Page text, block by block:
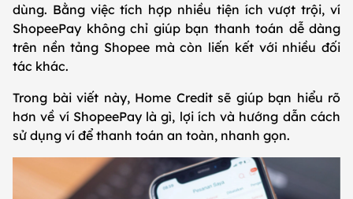
dùng. Bằng việc tích hợp nhiều tiện ích vượt trội, ví
ShopeePay không chỉ giúp bạn thanh toán dễ dàng
trên nền tảng Shopee mà còn liến kết với nhiều đối
tác khác.
Trong bài viết này, Home Credit sẽ giúp bạn hiểu rõ
hơn về ví ShopeePay là gì, lợi ích và hướng dẫn cách
sử dụng ví để thanh toán an toàn, nhanh gọn.